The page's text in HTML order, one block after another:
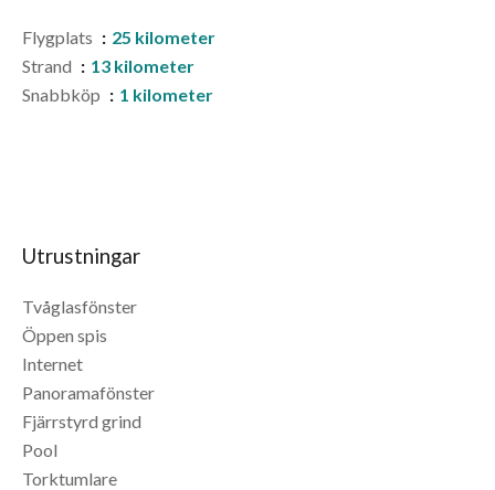
Flygplats
25 kilometer
Strand
13 kilometer
Snabbköp
1 kilometer
Utrustningar
Tvåglasfönster
Öppen spis
Internet
Panoramafönster
Fjärrstyrd grind
Pool
Torktumlare